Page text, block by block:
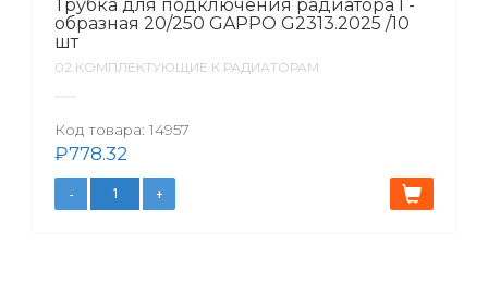
Трубка для подключения радиатора Г-
образная 20/250 GAPPO G2313.2025 /10
шт
02.КОМПЛЕКТУЮЩИЕ К РАДИАТОРАМ
Код товара: 14957
₽778.32